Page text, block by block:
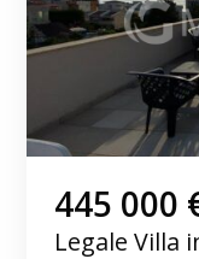
445 000
Legale Villa